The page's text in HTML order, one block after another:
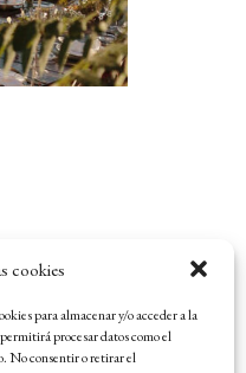
cookies
para almacenar y/o acceder a la
procesar datos como el
No consentir o retirar el